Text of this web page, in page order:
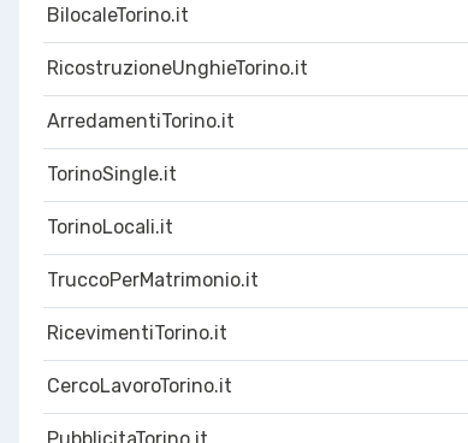
BilocaleTorino.it
RicostruzioneUnghieTorino.it
ArredamentiTorino.it
TorinoSingle.it
TorinoLocali.it
TruccoPerMatrimonio.it
RicevimentiTorino.it
CercoLavoroTorino.it